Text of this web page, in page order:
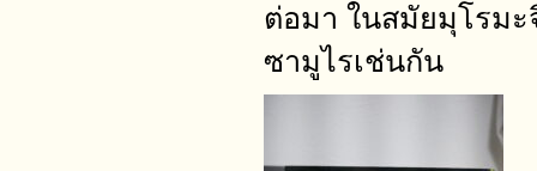
ต่อมา ในสมัยมุโรม
ซามูไรเช่นกัน